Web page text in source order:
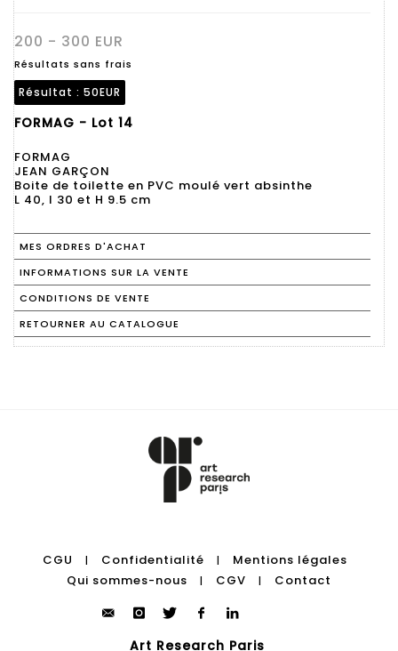
200 - 300 EUR
Résultats sans frais
Résultat : 50EUR
FORMAG - Lot 14
FORMAG
JEAN GARÇON
Boite de toilette en PVC moulé vert absinthe
L 40, l 30 et H 9.5 cm
MES ORDRES D'ACHAT
INFORMATIONS SUR LA VENTE
CONDITIONS DE VENTE
RETOURNER AU CATALOGUE
CGU | Confidentialité |
Mentions légales
Qui sommes-nous
| CGV | Contact
Art Research Paris